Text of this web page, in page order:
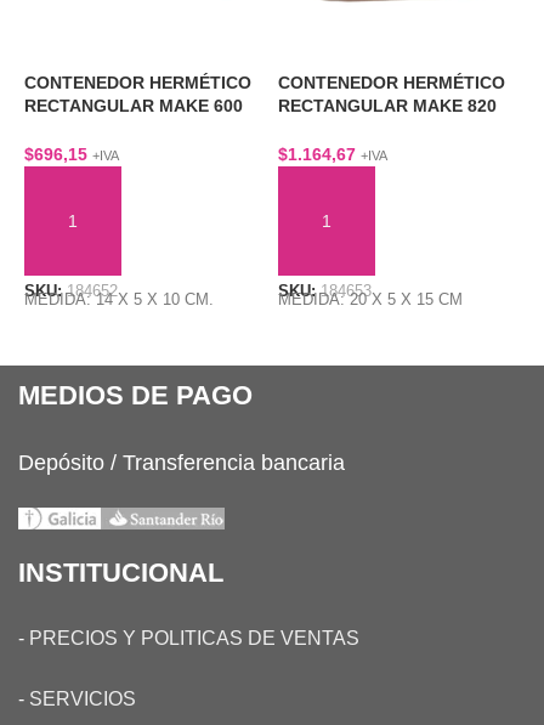
CONTENEDOR HERMÉTICO
RECTANGULAR MAKE 600
$696,15 +IVA
SKU:184652
MEDIDA: 14 X 5 X 10 CM.
CONTENEDOR HERMÉTICO
RECTANGULAR MAKE 820
$1.164,67 +IVA
SKU:184653
MEDIDA: 20 X 5 X 15 CM
MEDIOS DE PAGO
Depósito / Transferencia bancaria
INSTITUCIONAL
- PRECIOS Y POLITICAS DE VENTAS
- SERVICIOS